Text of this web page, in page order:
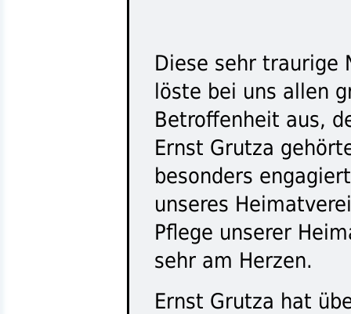
Diese sehr traurige
löste bei uns allen
Betroffenheit aus,
Ernst Grutza
besonders
unseres
Pflege unserer
sehr am Herzen.
Ernst Grutza hat